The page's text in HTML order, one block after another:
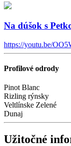
Na dúšok s
https://youtu.be/
Profilové odrody
Pinot Blanc
Rizling rýnsky
Veltlínske Zelené
Dunaj
Užitočné